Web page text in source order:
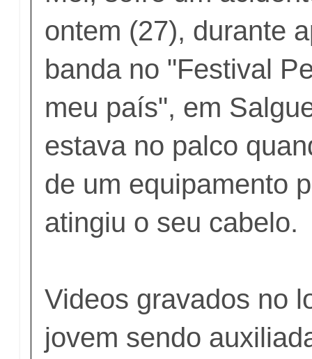
ontem (27), durante
banda no "Festival
meu país", em
estava no palco
de um equipamento
atingiu o seu cabelo.
Videos gravados no
jovem sendo